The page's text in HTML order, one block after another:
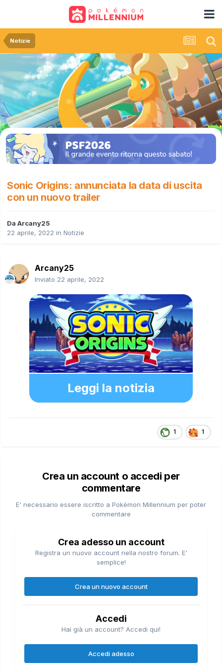
Notizie
Sonic Origins: annunciata la data di uscita
con un nuovo trailer
Da Arcany25
22 aprile, 2022 in Notizie
Arcany25
Inviato 22 aprile, 2022
Leggi la notizia
1 1
Crea un account o accedi per
commentare
E' necessario essere iscritto a Pokémon Millennium per poter
commentare
Crea adesso un account
Registra un nuovo account nella nostro forum. E'
semplice!
Crea un nuovo account
Accedi
Hai già un account? Accedi qui!
Accedi adesso